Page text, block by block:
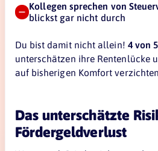
Kollegen sprechen von
blickst gar nicht durch
Du bist damit nicht allein! 4 von
unterschätzen ihre Rentenlücke
auf bisherigen Komfort
Das unterschätzte
Fördergeldverlust